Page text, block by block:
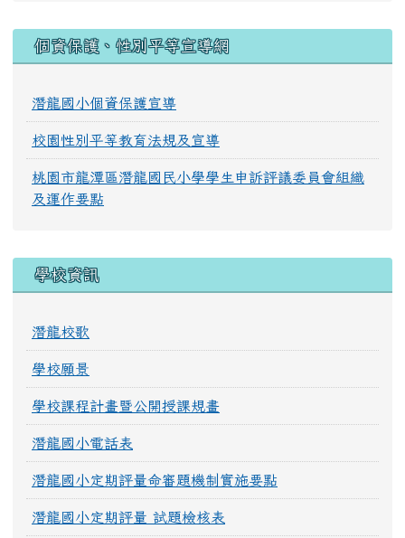
個資保護、性別平等宣導網
潛龍國小個資保護宣導
校園性別平等教育法規及宣導
桃園市龍潭區潛龍國民小學學生申訴評議委員會組織
及運作要點
學校資訊
潛龍校歌
學校願景
學校課程計畫暨公開授課規畫
潛龍國小電話表
潛龍國小定期評量命審題機制實施要點
潛龍國小定期評量 試題檢核表